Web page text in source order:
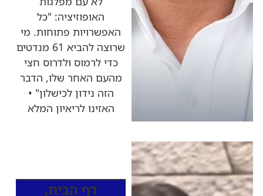
האופוזיציה: "כל
האפשרויות פתוחות. מי
שרוצה להביא 61 מנדטים
כדי לרמוס ולדרוס חצי
מהעם האחר שלו, הדבר
הזה נידון לכישלון" •
האזינו לריאיון המלא
דף הבית,